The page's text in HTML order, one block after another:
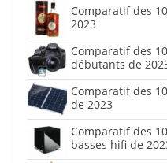
Comparatif des
2023
Comparatif des
débutants de
Comparatif des
de 2023
Comparatif des
basses hifi de